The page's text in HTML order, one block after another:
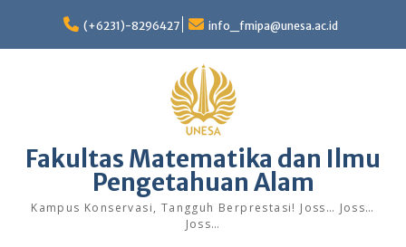
content
(+6231)-8296427 info_fmipa@unesa.ac.id
Fakultas Matematika dan Ilmu
Pengetahuan Alam
Kampus Konservasi, Tangguh Berprestasi! Joss… Joss…
Joss…